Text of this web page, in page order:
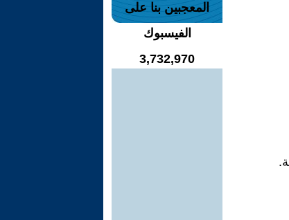
المعجبين بنا على
الفيسبوك
3,732,970